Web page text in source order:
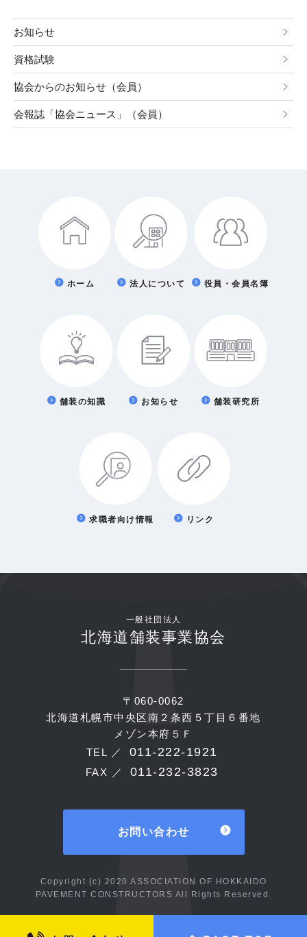
お知らせ
資格試験
協会からのお知らせ（会員）
会報誌「協会ニュース」（会員）
ホーム 法人について 役員・会員名簿
舗装の知識 お知らせ 舗装研究所
求職者向け情報 リンク
一般社団法人
北海道舗装事業協会
〒060-0062
北海道札幌市中央区南２条西５丁目６番地
メゾン本府５Ｆ
TEL ／
011-222-1921
FAX ／ 011-232-3823
お問い合わせ
Copyright (c) 2020 ASSOCIATION OF HOKKAIDO
PAVEMENT CONSTRUCTORS All Rights Reserved.